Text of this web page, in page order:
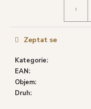
Kategorie:
EAN:
Objem:
Druh:
Zeptat se
u
m
DARSHAN